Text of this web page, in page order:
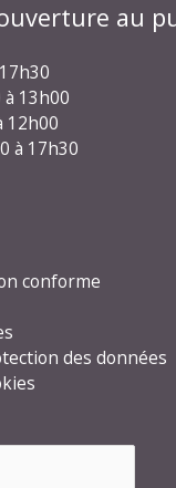
au
13h00
12h00
à 17h30
conforme
des données